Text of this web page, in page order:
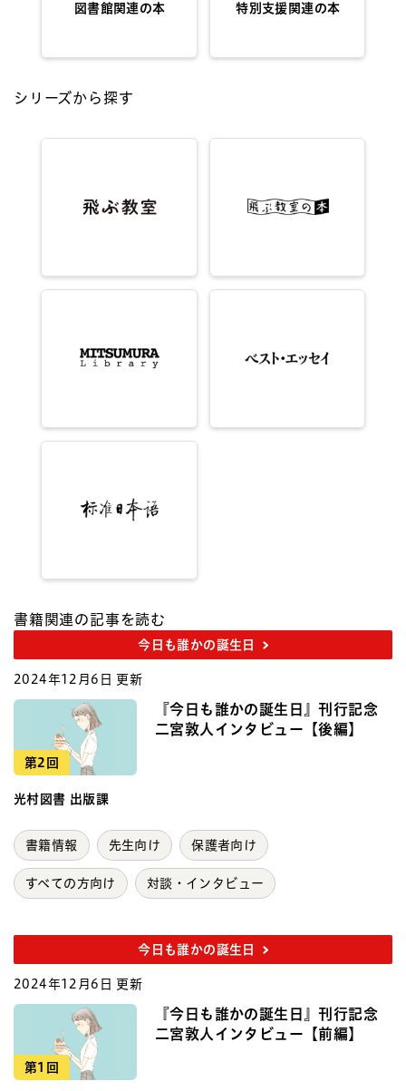
図書館関連の本 特別支援関連の本
シリーズから探す
書籍関連の記事を読む
今日も誰かの誕生日
2024年12月6日 更新
第2回
『今日も誰かの誕生日』刊行記念
二宮敦人インタビュー【後編】
光村図書 出版課
書籍情報 先生向け 保護者向け
すべての方向け 対談・インタビュー
今日も誰かの誕生日
2024年12月6日 更新
第1回
『今日も誰かの誕生日』刊行記念
二宮敦人インタビュー【前編】